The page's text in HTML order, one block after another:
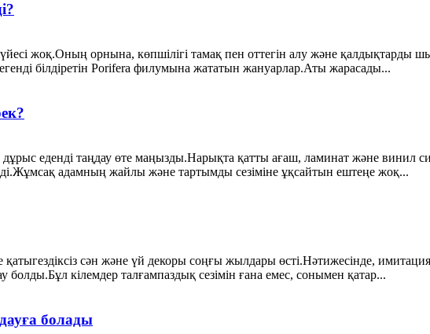
жоқ.Оның орнына, көпшілігі тамақ пен оттегін алу және қалдықтарды
білдіретін Porifera филумына жататын жануарлар.Аты жарасады...
дұрыс еденді таңдау өте маңызды.Нарықта қатты ағаш, ламинат және винил
адамның жайлы және тартымды сезіміне ұқсайтын ештеңе жоқ...
сән және үй декоры соңғы жылдары өсті.Нәтижесінде,
болды.Бұл кілемдер талғампаздық сезімін ғана емес, сонымен қатар...
болады